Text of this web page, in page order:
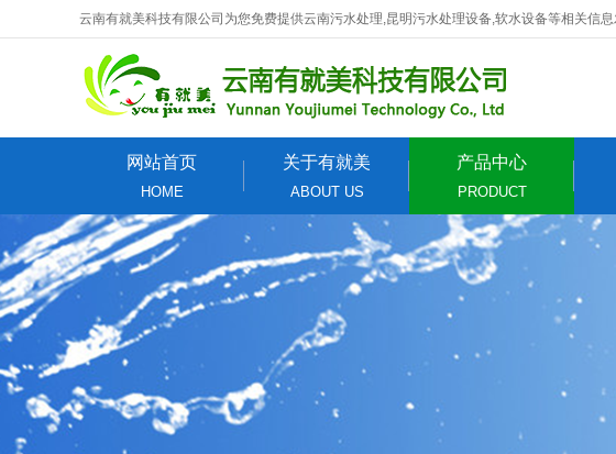
云南有就美科技有限公司为您免费提供云南污水处理,昆明污水处理设备,软水设备等相关信
网站首页
HOME
关于有就美
ABOUT US
产品中心
PRODUCT